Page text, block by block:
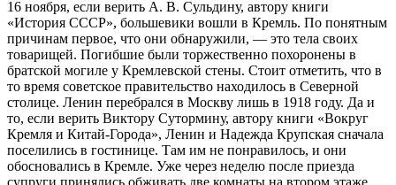
16 ноября, если верить А. В. Сульдину, автору книги
«История СССР», большевики вошли в Кремль. По понятным
причинам первое, что они обнаружили, — это тела своих
товарищей. Погибшие были торжественно похоронены в
братской могиле у Кремлевской стены. Стоит отметить, что в
то время советское правительство находилось в Северной
столице. Ленин перебрался в Москву лишь в 1918 году. Да и
то, если верить Виктору Сутормину, автору книги «Вокруг
Кремля и Китай-Города», Ленин и Надежда Крупская сначала
поселились в гостинице. Там им не понравилось, и они
обосновались в Кремле. Уже через неделю после приезда